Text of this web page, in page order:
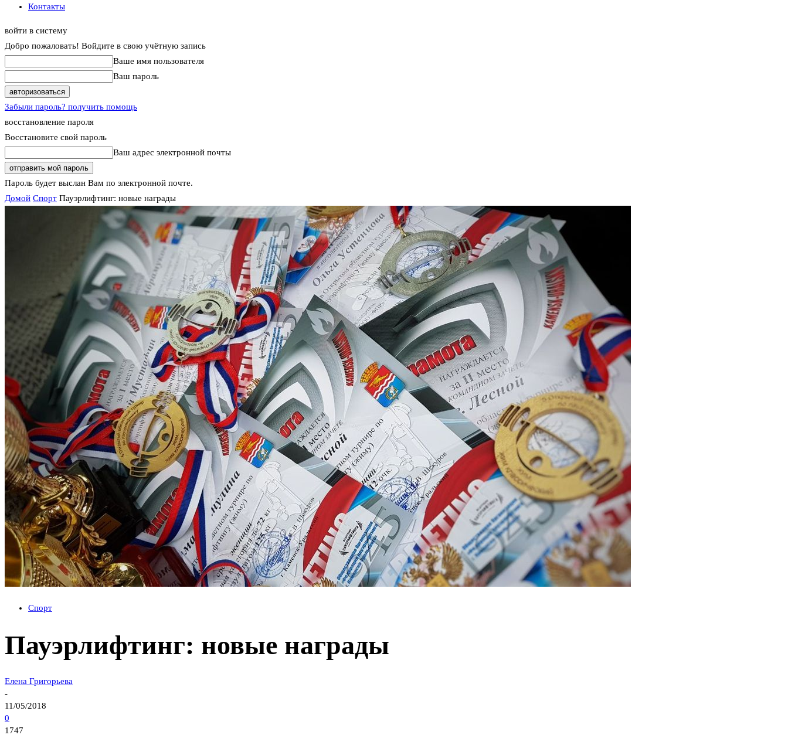
Контакты
войти в систему
Добро пожаловать! Войдите в свою учётную запись
Ваше имя пользователя
Ваш пароль
Забыли пароль? получить помощь
восстановление пароля
Восстановите свой пароль
Ваш адрес электронной почты
Пароль будет выслан Вам по электронной почте.
Домой Спорт Пауэрлифтинг: новые награды
Спорт
Пауэрлифтинг: новые награды
Елена Григорьева
-
11/05/2018
0
1747